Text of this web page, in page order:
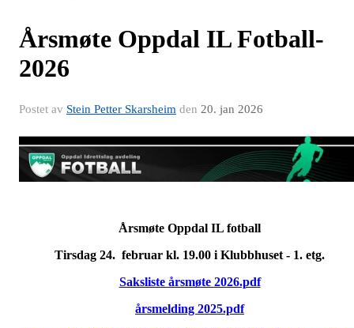
Årsmøte Oppdal IL Fotball-
2026
Postet av Stein Petter Skarsheim den 20. jan 2026
Årsmøte Oppdal IL fotball
Tirsdag 24. februar kl. 19.00 i Klubbhuset - 1. etg.
Saksliste årsmøte 2026.pdf
årsmelding 2025.pdf